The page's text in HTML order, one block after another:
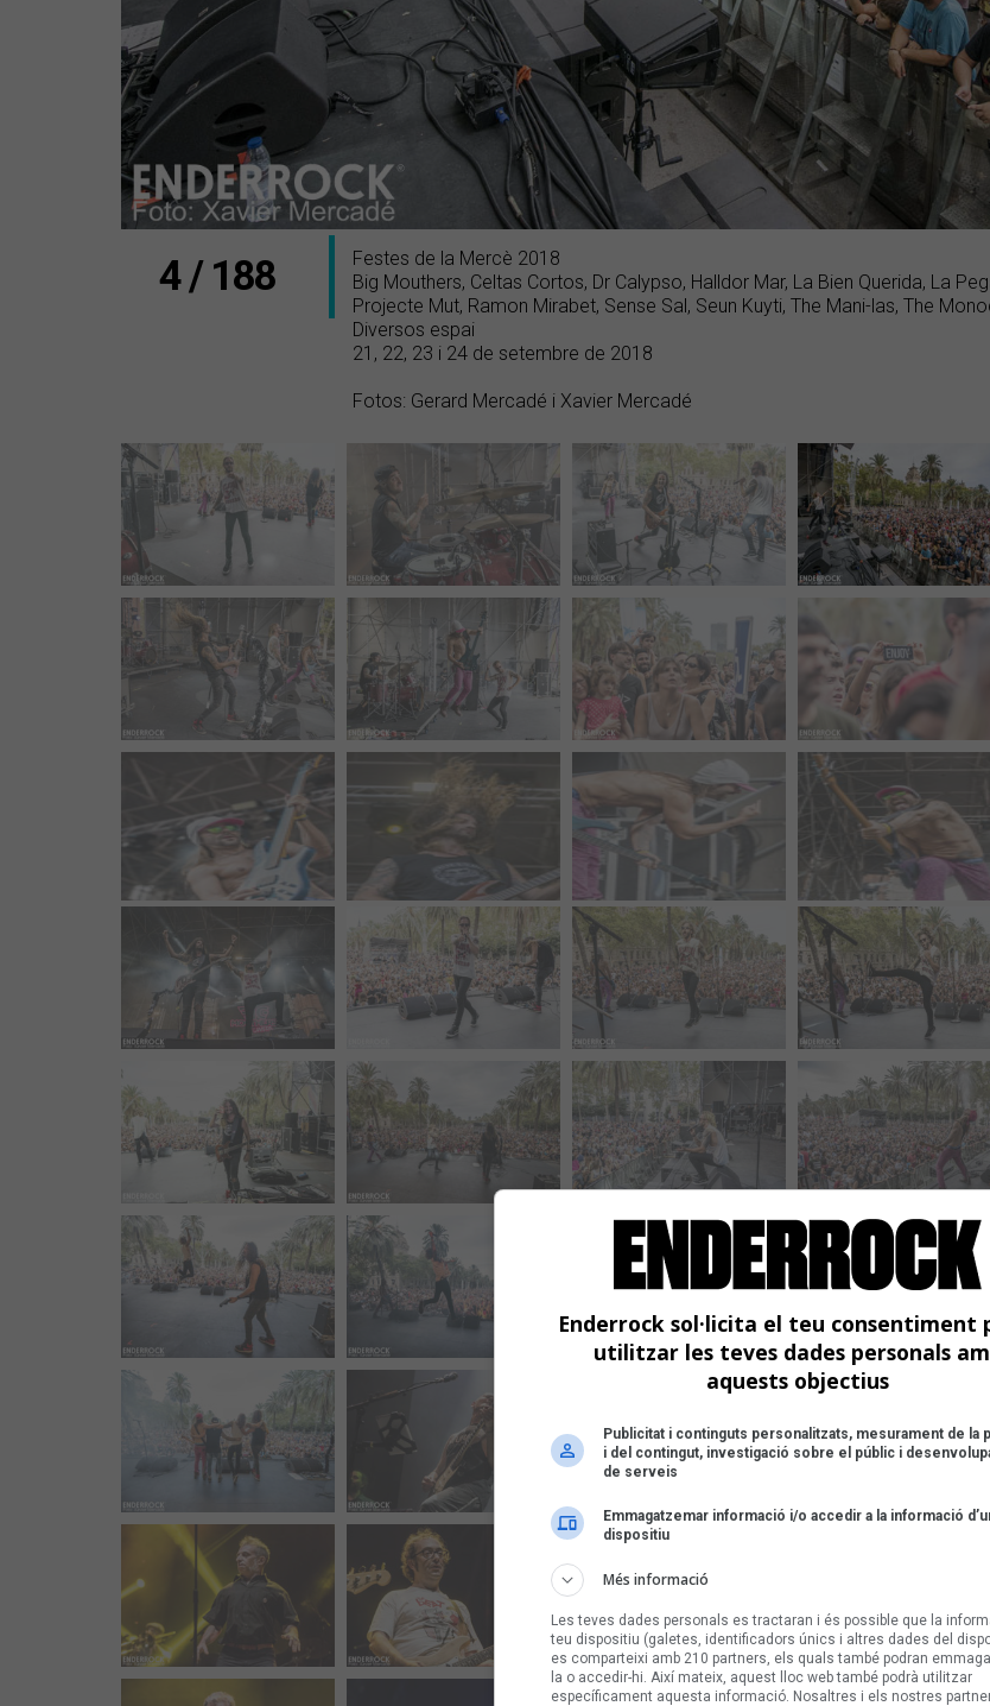
4 / 188
Festes de la Mercè 2018
Big Mouthers, Celtas Cortos, Dr Calypso, Halldor Mar, La Bien Querida, La
Projecte Mut, Ramon Mirabet, Sense Sal, Seun Kuyti, The Mani-las, The
Diversos espai
21, 22, 23 i 24 de setembre de 2018
Fotos: Gerard Mercadé i Xavier Mercadé
Enderrock sol·licita el teu consentiment
utilitzar les teves dades personals
aquests objectius
Publicitat i continguts personalitzats, mesurament de la
i del contingut, investigació sobre el públic i
de serveis
Emmagatzemar informació i/o accedir a la informació
dispositiu
Més informació
Les teves dades personals es tractaran i és possible que la
teu dispositiu (galetes, identificadors únics i altres dades del
es comparteixi amb 210 partners, els quals també podran
la o accedir-hi. Així mateix, aquest lloc web també podrà utilitzar
específicament aquesta informació. Nosaltres i els nostres